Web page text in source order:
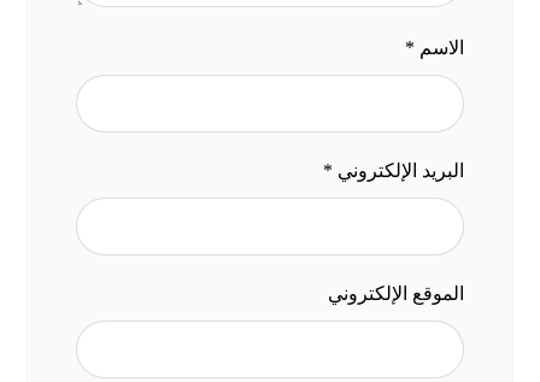
الاسم *
البريد الإلكتروني *
الموقع الإلكتروني